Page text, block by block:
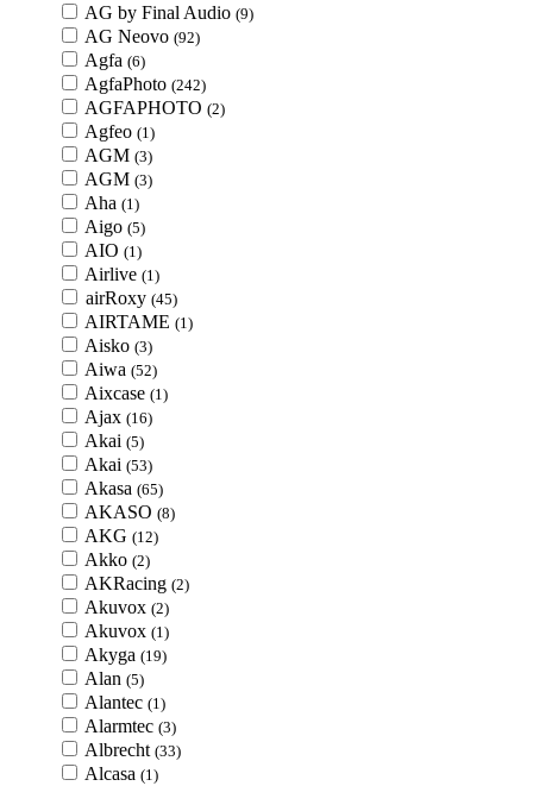
AG by Final Audio (9)
AG Neovo (92)
Agfa (6)
AgfaPhoto (242)
AGFAPHOTO (2)
Agfeo (1)
AGM (3)
AGM (3)
Aha (1)
Aigo (5)
AIO (1)
Airlive (1)
airRoxy (45)
AIRTAME (1)
Aisko (3)
Aiwa (52)
Aixcase (1)
Ajax (16)
Akai (5)
Akai (53)
Akasa (65)
AKASO (8)
AKG (12)
Akko (2)
AKRacing (2)
Akuvox (2)
Akuvox (1)
Akyga (19)
Alan (5)
Alantec (1)
Alarmtec (3)
Albrecht (33)
Alcasa (1)